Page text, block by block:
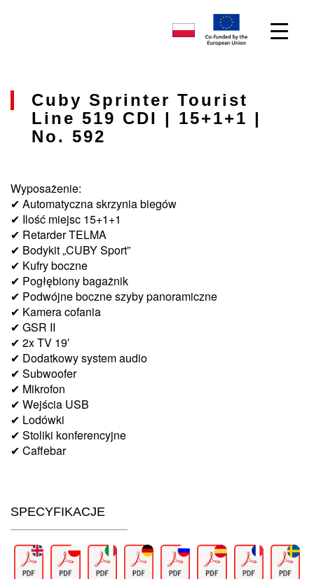
Cuby Sprinter Tourist
Line 519 CDI | 15+1+1 |
No. 592
Wyposażenie:
✔ Automatyczna skrzynia biegów
✔ Ilość miejsc 15+1+1
✔ Retarder TELMA
✔ Bodykit „CUBY Sport”
✔ Kufry boczne
✔ Pogłębiony bagażnik
✔ Podwójne boczne szyby panoramiczne
✔ Kamera cofania
✔ GSR II
✔ 2x TV 19′
✔ Dodatkowy system audio
✔ Subwoofer
✔ Mikrofon
✔ Wejścia USB
✔ Lodówki
✔ Stoliki konferencyjne
✔ Caffebar
SPECYFIKACJE